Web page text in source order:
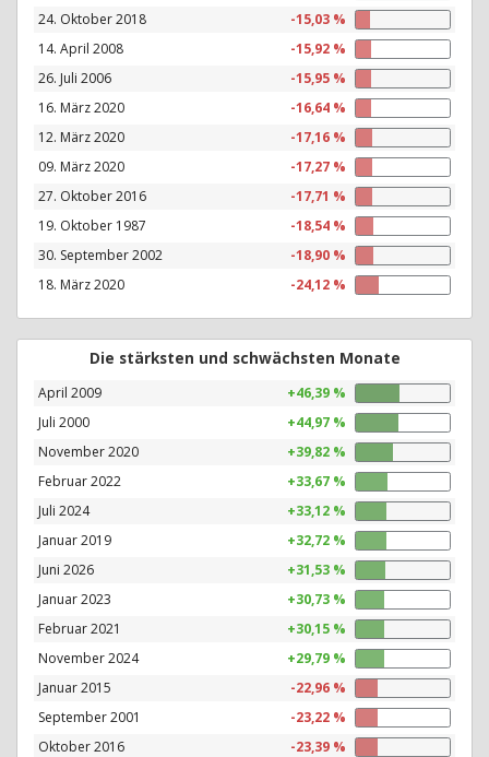
24. Oktober 2018
-15,03 %
14. April 2008
-15,92 %
26. Juli 2006
-15,95 %
16. März 2020
-16,64 %
12. März 2020
-17,16 %
09. März 2020
-17,27 %
27. Oktober 2016
-17,71 %
19. Oktober 1987
-18,54 %
30. September 2002
-18,90 %
18. März 2020
-24,12 %
Die stärksten und schwächsten Monate
April 2009
+46,39 %
Juli 2000
+44,97 %
November 2020
+39,82 %
Februar 2022
+33,67 %
Juli 2024
+33,12 %
Januar 2019
+32,72 %
Juni 2026
+31,53 %
Januar 2023
+30,73 %
Februar 2021
+30,15 %
November 2024
+29,79 %
Januar 2015
-22,96 %
September 2001
-23,22 %
Oktober 2016
-23,39 %